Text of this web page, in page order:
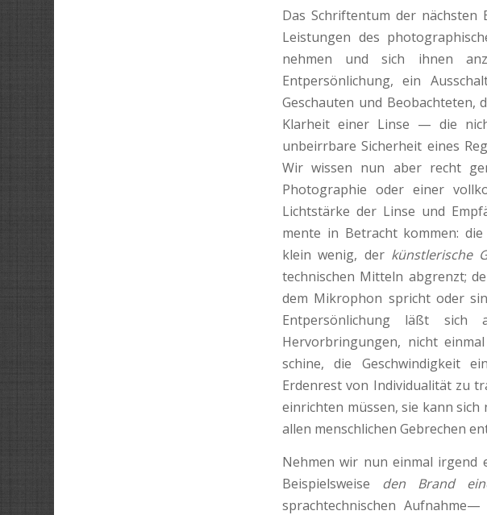
Das Schriftentum der nächsten
Leistungen des
nehmen und sich ihnen
Entpersönlichung, ein
Geschauten und Be­obachteten,
Klarheit einer Linse — die
unbeirrbare Sicherheit eines
Wir wissen nun aber recht
Photographie oder einer
Lichtstärke der Linse und
mente in Betracht kommen: die
klein wenig, der künstlerische
technischen Mitteln abgrenzt;
dem Mikrophon spricht oder
Entpersönlichung läßt
Hervorbringungen, nicht
schine, die Geschwindigkeit
Erdenrest von Indi­vidualität zu
einrichten müssen, sie kann
allen menschlichen Gebrechen
Nehmen wir nun einmal irgend
Bei­spielsweise den Brand
sprachtechnischen